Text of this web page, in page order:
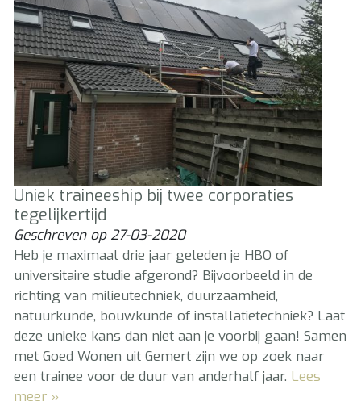
Uniek traineeship bij twee corporaties
tegelijkertijd
Geschreven op 27-03-2020
Heb je maximaal drie jaar geleden je HBO of
universitaire studie afgerond? Bijvoorbeeld in de
richting van milieutechniek, duurzaamheid,
natuurkunde, bouwkunde of installatietechniek? Laat
deze unieke kans dan niet aan je voorbij gaan! Samen
met Goed Wonen uit Gemert zijn we op zoek naar
een trainee voor de duur van anderhalf jaar. Lees
meer »